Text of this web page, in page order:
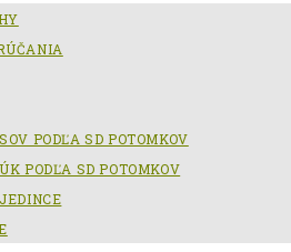
PODĽA SD POTOMKOV
PODĽA SD POTOMKOV